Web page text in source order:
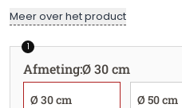
Meer over het product
1
Afmeting:Ø 30 cm
Ø 30 cm Ø 50 cm